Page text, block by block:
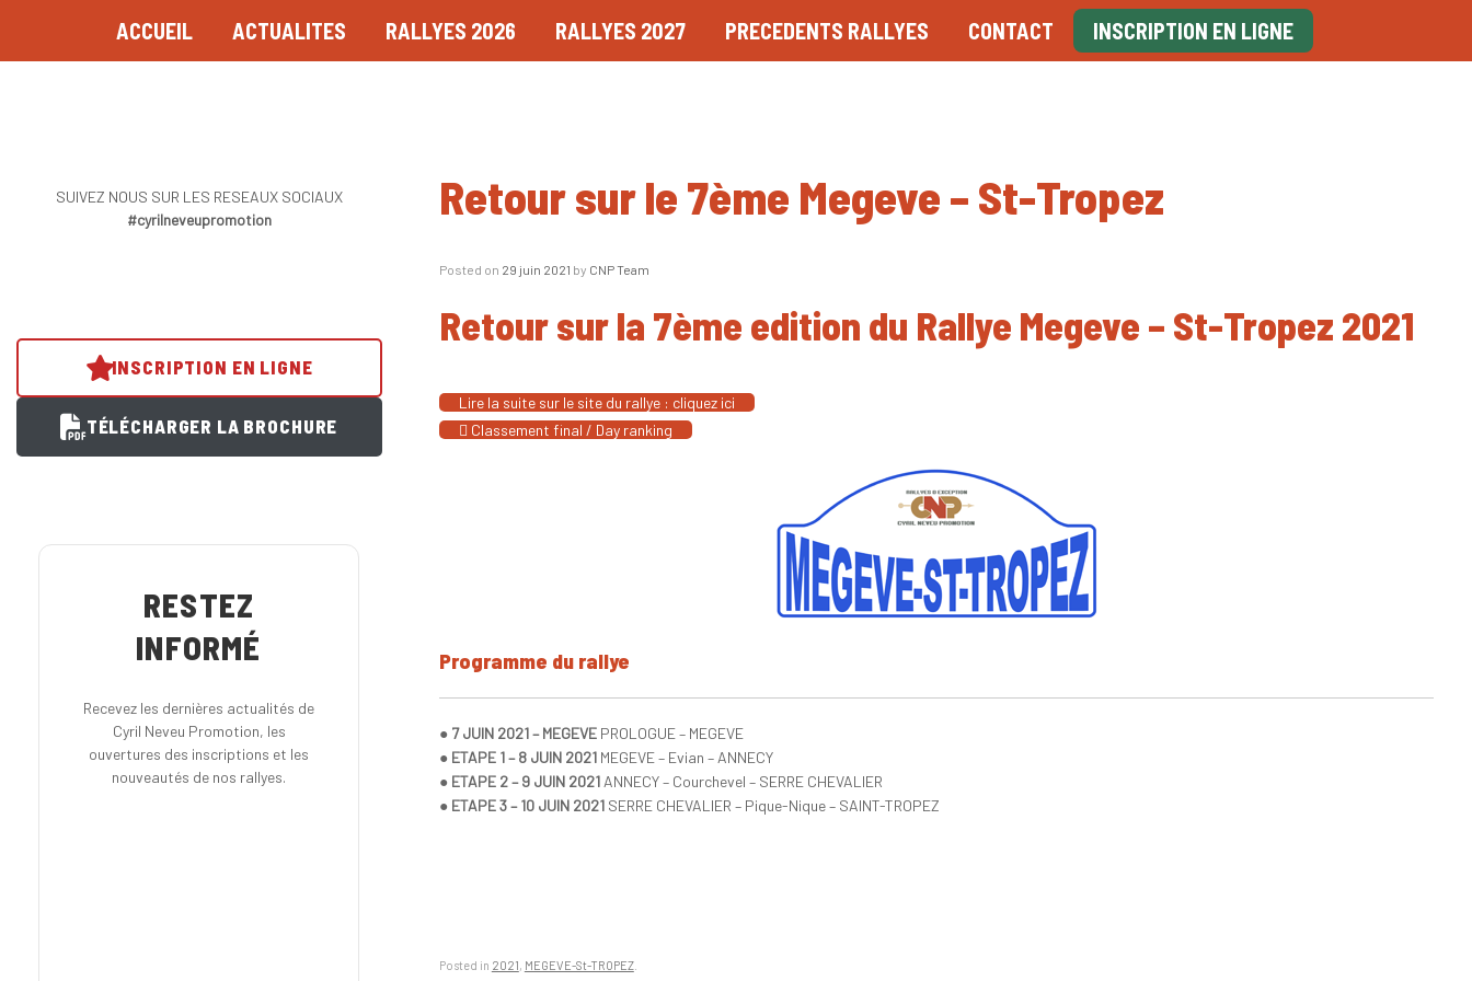
ACCUEIL ACTUALITES RALLYES 2026 RALLYES 2027 PRECEDENTS RALLYES CONTACT INSCRIPTION EN LIGNE
Retour sur le 7ème Megeve – St-Tropez
Posted on 29 juin 2021 by CNP Team
Retour sur la 7ème edition du Rallye Megeve – St-Tropez 2021
Lire la suite sur le site du rallye : cliquez ici
Classement final / Day ranking
Programme du rallye
● 7 JUIN 2021 – MEGEVEPROLOGUE – MEGEVE
● ETAPE 1 – 8 JUIN 2021MEGEVE – Evian – ANNECY
● ETAPE 2 – 9 JUIN 2021ANNECY – Courchevel – SERRE CHEVALIER
● ETAPE 3 – 10 JUIN 2021SERRE CHEVALIER – Pique-Nique – SAINT-TROPEZ
Posted in 2021 MEGEVE-St-TROPEZ.
SUIVEZ NOUS SUR LES RESEAUX SOCIAUX
#cyrilneveupromotion
INSCRIPTION EN LIGNE
TÉLÉCHARGER LA BROCHURE
RESTEZ
INFORMÉ
Recevez les dernières actualités de
Cyril Neveu Promotion, les
ouvertures des inscriptions et les
nouveautés de nos rallyes.